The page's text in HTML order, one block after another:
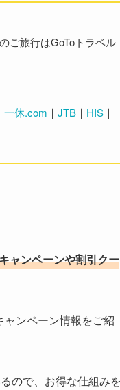
ご旅行はGoToトラベル
一休.com ｜ JTB｜ HIS｜
ャンペーンや割引クー
ンペーン情報をご紹
ので、お得な仕組み